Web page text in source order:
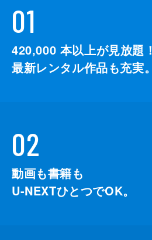
01
420,000 本以上が見放題！
最新レンタル作品も充実。
02
動画も書籍も
U-NEXTひとつでOK。